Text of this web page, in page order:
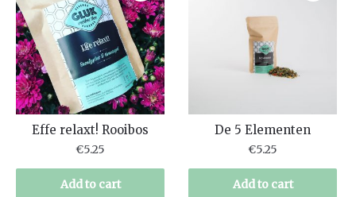
Effe relaxt! Rooibos
€5.25
Add to cart
De 5 Elementen
€5.25
Add to cart